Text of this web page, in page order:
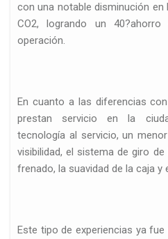
con una notable disminución en
CO2, logrando un
operación.
En cuanto a las diferencias
prestan servicio en la
tecnología al servicio, un
visibilidad, el sistema de giro
frenado, la suavidad de la caja
Este tipo de experiencias ya